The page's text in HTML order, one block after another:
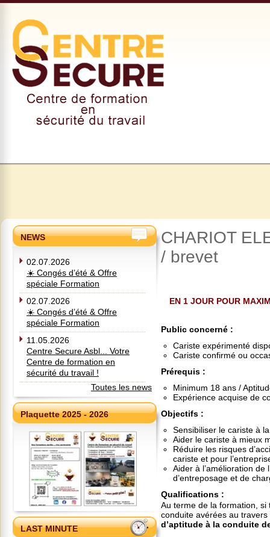
NEWS
02.07.2026
☀️ Congés d’été & Offre
spéciale Formation
02.07.2026
☀️ Congés d’été & Offre
spéciale Formation
11.05.2026
Centre Secure Asbl... Votre
Centre de formation en
sécurité du travail !
Toutes les news
Plaquette 2025 - 2026
LAST MINUTE
CHARIOT
/ brevet
EN 1 JOUR POUR
Public concerné :
Cariste expérimenté
Cariste confirmé ou
Prérequis :
Minimum 18 ans /
Expérience acquise de
Objectifs :
Sensibiliser le cariste à
Aider le cariste à mieux
Réduire les risques
cariste et pour
Aider à l’amélioration de
d’entreposage et de
Qualifications :
Au terme de la formation,
conduite avérées au
d’aptitude à la conduite